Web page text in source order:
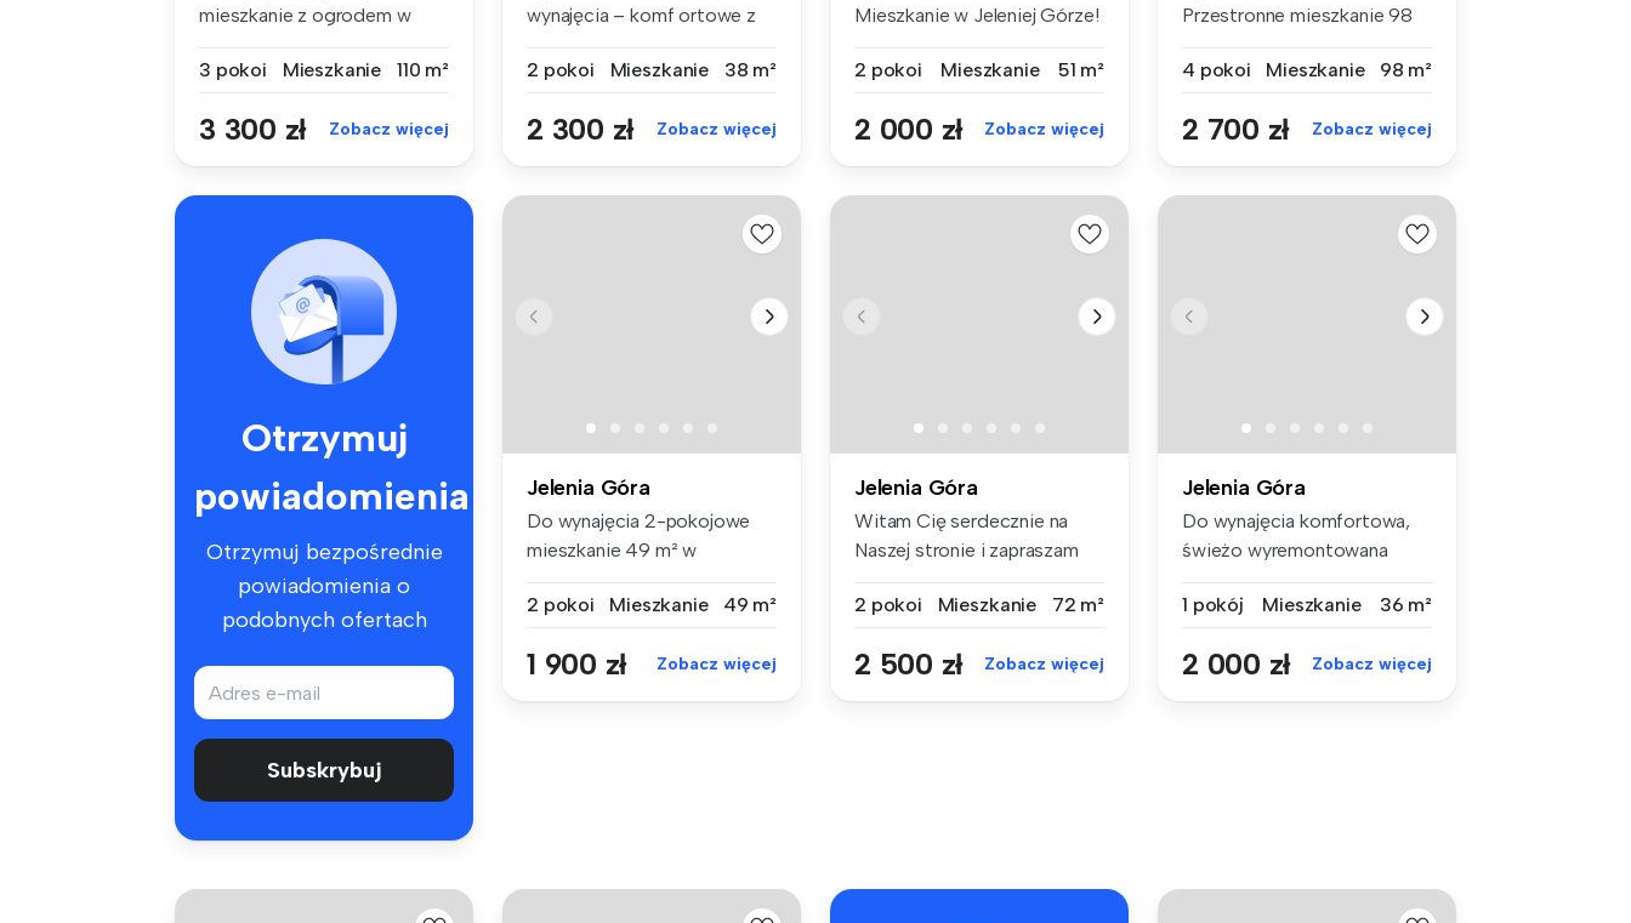
mieszkanie z ogrodem w
3 pokoi
Mieszkanie 110 m²
3 300 zł Zobacz więcej
wynajęcia – komf ortowe z
2 pokoi
Mieszkanie 38 m²
2 300 zł Zobacz więcej
Mieszkanie w Jeleniej Górze!
2 pokoi
Mieszkanie 51 m²
2 000 zł Zobacz więcej
Przestronne mieszkanie 98
4 pokoi
Mieszkanie 98 m²
2 700 zł Zobacz więcej
Otrzymuj
powiadomienia
Otrzymuj bezpośrednie
powiadomienia o
podobnych ofertach
Subskrybuj
Jelenia Góra
Do wynajęcia 2-pokojowe
mieszkanie 49 m² w
2 pokoi
Mieszkanie 49 m²
1 900 zł Zobacz więcej
Jelenia Góra
Witam Cię serdecznie na
Naszej stronie i zapraszam
2 pokoi
Mieszkanie 72 m²
2 500 zł Zobacz więcej
Jelenia Góra
Do wynajęcia komfortowa,
świeżo wyremontowana
1 pokój
Mieszkanie 36 m²
2 000 zł Zobacz więcej